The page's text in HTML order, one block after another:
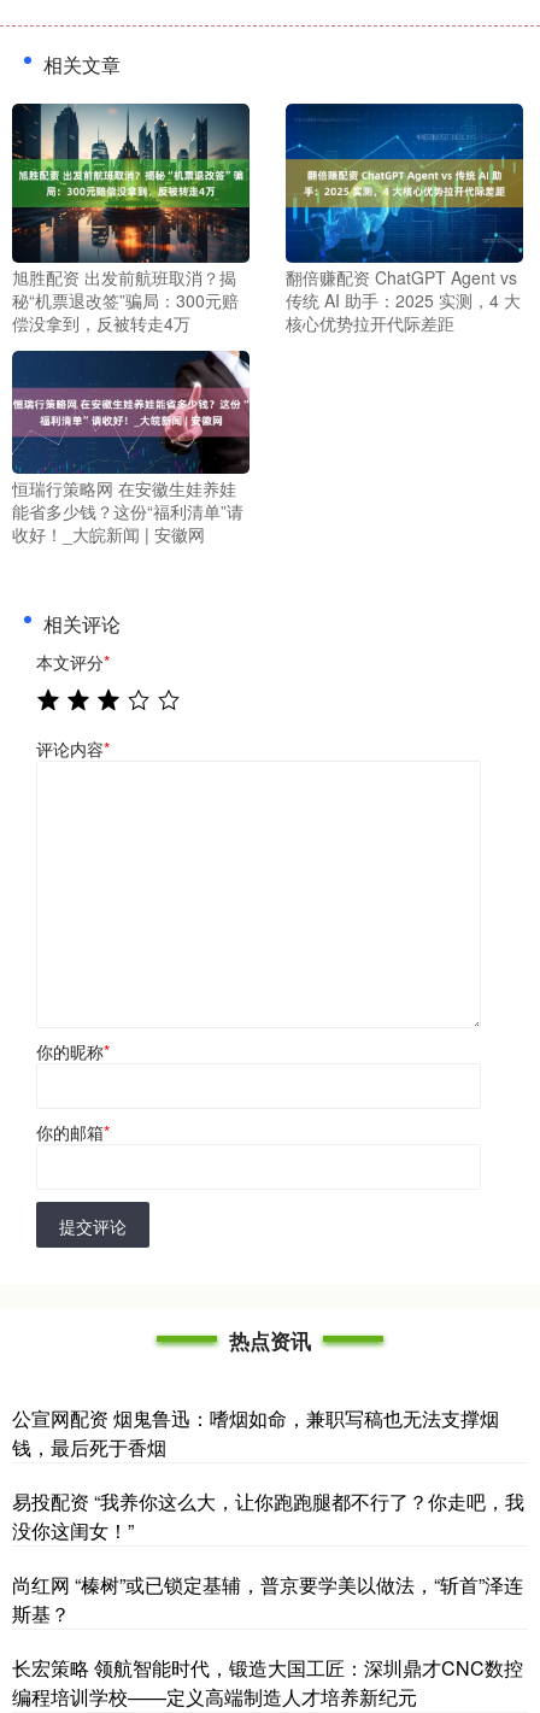
相关文章
旭胜配资 出发前航班取消？揭
秘“机票退改签”骗局：300元赔
偿没拿到，反被转走4万
翻倍赚配资 ChatGPT Agent vs
传统 AI 助手：2025 实测，4 大
核心优势拉开代际差距
恒瑞行策略网 在安徽生娃养娃
能省多少钱？这份“福利清单”请
收好！_大皖新闻 | 安徽网
相关评论
本文评分*
评论内容*
你的昵称*
你的邮箱*
提交评论
热点资讯
公宣网配资 烟鬼鲁迅：嗜烟如命，兼职写稿也无法支撑烟
钱，最后死于香烟
易投配资 “我养你这么大，让你跑跑腿都不行了？你走吧，我
没你这闺女！”
尚红网 “榛树”或已锁定基辅，普京要学美以做法，“斩首”泽连
斯基？
长宏策略 领航智能时代，锻造大国工匠：深圳鼎才CNC数控
编程培训学校——定义高端制造人才培养新纪元